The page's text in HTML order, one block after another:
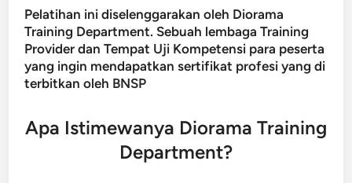
Pelatihan ini diselenggarakan oleh Diorama
Training Department. Sebuah lembaga Training
Provider dan Tempat Uji Kompetensi para peserta
yang ingin mendapatkan sertifikat profesi yang di
terbitkan oleh BNSP
Apa Istimewanya Diorama Training
Department?